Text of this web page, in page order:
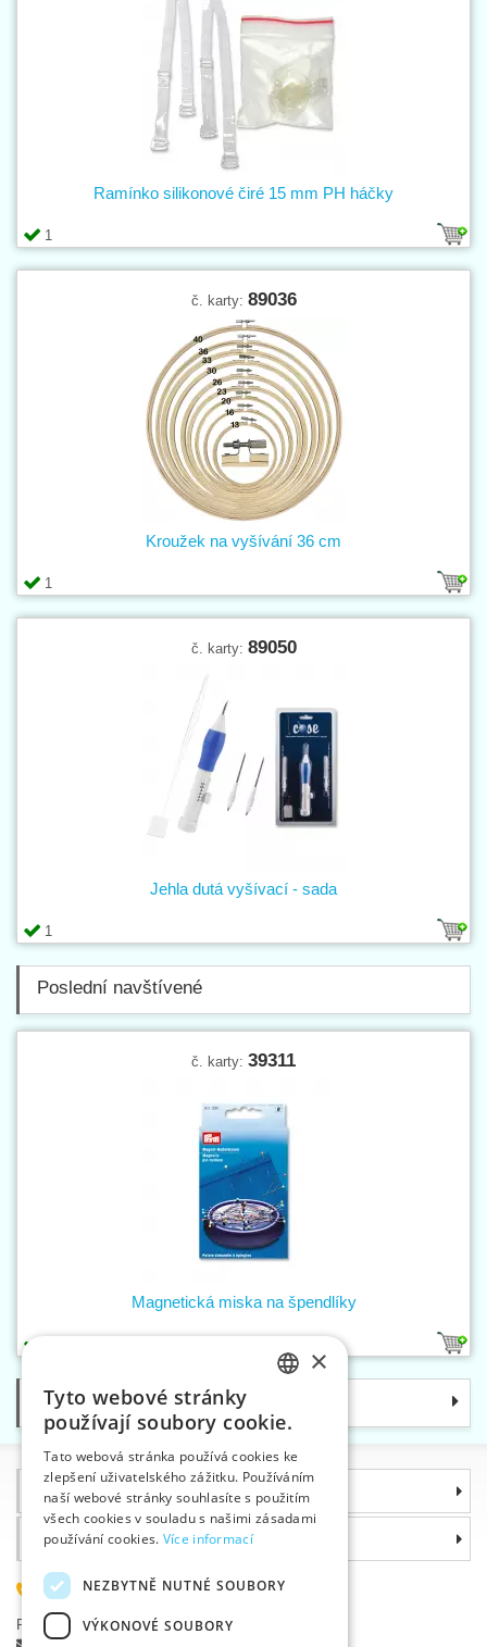
1
Ramínko silikonové čiré 15 mm PH háčky
č. karty: 89036
1
Kroužek na vyšívání 36 cm
č. karty: 89050
1
Jehla dutá vyšívací - sada
Poslední navštívené
č. karty: 39311
Magnetická miska na špendlíky
Kategorie
Informace
Proč si zvolit právě nás
585 051 217
Plzeňská 868, 783 91 Uničov, Česká republika
Položit dotaz
ENGLISH
GERMAN
×
Tyto webové stránky
používají soubory cookie.
Tato webová stránka používá cookies ke
zlepšení uživatelského zážitku. Používáním
naší webové stránky souhlasíte s použitím
všech cookies v souladu s našimi zásadami
používání cookies. Více informací
NEZBYTNĚ NUTNÉ SOUBORY
VÝKONOVÉ SOUBORY